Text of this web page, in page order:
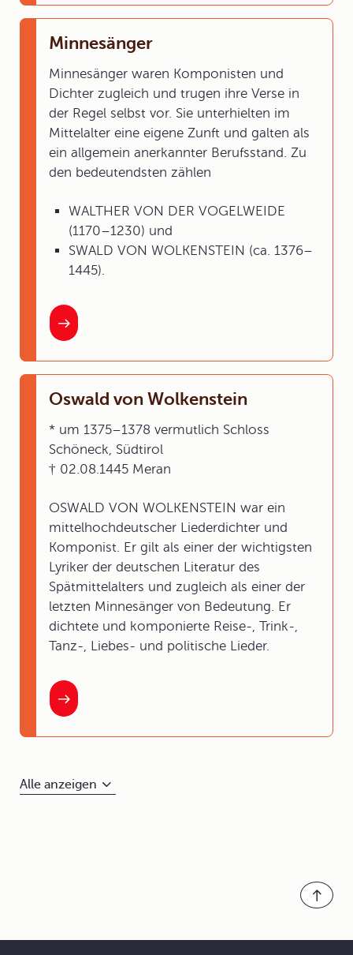
Minnesänger
Minnesänger waren Komponisten und
Dichter zugleich und trugen ihre Verse in
der Regel selbst vor. Sie unterhielten im
Mittelalter eine eigene Zunft und galten als
ein allgemein anerkannter Berufsstand. Zu
den bedeutendsten zählen
WALTHER VON DER VOGELWEIDE
(1170–1230) und
SWALD VON WOLKENSTEIN (ca. 1376–
1445).
Oswald von Wolkenstein
* um 1375–1378 vermutlich Schloss
Schöneck, Südtirol
† 02.08.1445 Meran
OSWALD VON WOLKENSTEIN war ein
mittelhochdeutscher Liederdichter und
Komponist. Er gilt als einer der wichtigsten
Lyriker der deutschen Literatur des
Spätmittelalters und zugleich als einer der
letzten Minnesänger von Bedeutung. Er
dichtete und komponierte Reise-, Trink-,
Tanz-, Liebes- und politische Lieder.
Alle anzeigen